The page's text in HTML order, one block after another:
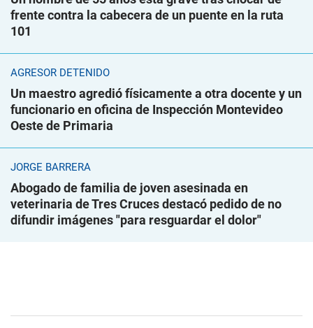
frente contra la cabecera de un puente en la ruta
101
AGRESOR DETENIDO
Un maestro agredió físicamente a otra docente y un
funcionario en oficina de Inspección Montevideo
Oeste de Primaria
JORGE BARRERA
Abogado de familia de joven asesinada en
veterinaria de Tres Cruces destacó pedido de no
difundir imágenes "para resguardar el dolor"